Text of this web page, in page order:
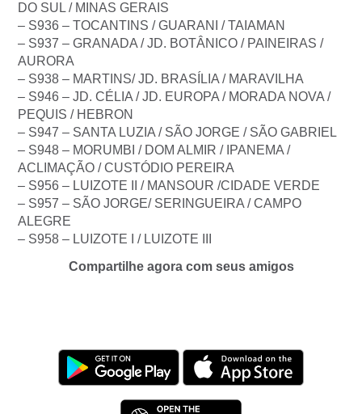
DO SUL / MINAS GERAIS
– S936 – TOCANTINS / GUARANI / TAIAMAN
– S937 – GRANADA / JD. BOTÂNICO / PAINEIRAS /
AURORA
– S938 – MARTINS/ JD. BRASÍLIA / MARAVILHA
– S946 – JD. CÉLIA / JD. EUROPA / MORADA NOVA /
PEQUIS / HEBRON
– S947 – SANTA LUZIA / SÃO JORGE / SÃO GABRIEL
– S948 – MORUMBI / DOM ALMIR / IPANEMA /
ACLIMAÇÃO / CUSTÓDIO PEREIRA
– S956 – LUIZOTE II / MANSOUR /CIDADE VERDE
– S957 – SÃO JORGE/ SERINGUEIRA / CAMPO
ALEGRE
– S958 – LUIZOTE I / LUIZOTE III
Compartilhe agora com seus amigos